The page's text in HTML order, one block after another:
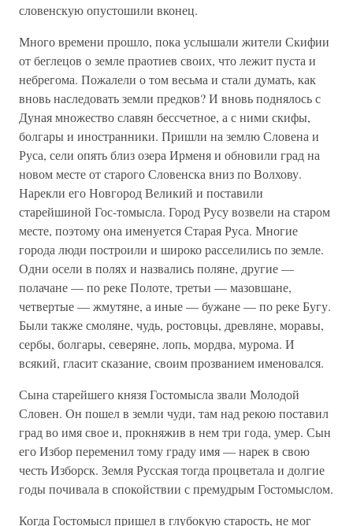
словенскую опустошили вконец.
Много времени прошло, пока услышали жители Скифии
от беглецов о земле праотиев своих, что лежит пуста и
небрегома. Пожалели о том весьма и стали думать, как
вновь наследовать земли предков? И вновь поднялось с
Дуная множество славян бессчетное, а с ними скифы,
болгары и иностранники. Пришли на землю Словена и
Руса, сели опять близ озера Ирменя и обновили град на
новом месте от старого Словенска вниз по Волхову.
Нарекли его Новгород Великий и поставили
старейшиной Гос-томысла. Город Русу возвели на старом
месте, поэтому она именуется Старая Руса. Многие
города люди построили и широко расселились по земле.
Одни осели в полях и назвались поляне, другие —
полачане — по реке Полоте, третьи — мазовшане,
четвертые — жмутяне, а иные — бужане — по реке Бугу.
Были также смоляне, чудь, ростовцы, древляне, моравы,
сербы, болгары, северяне, лопь, мордва, мурома. И
всякий, гласит сказание, своим прозванием именовался.
Сына старейшего князя Гостомысла звали Молодой
Словен. Он пошел в земли чуди, там над рекою поставил
град во имя свое и, прокняжив в нем три года, умер. Сын
его Избор переменил тому граду имя — нарек в свою
честь Изборск. Земля Русская тогда процветала и долгие
годы почивала в спокойствии с премудрым Гостомыслом.
Когда Гостомысл пришел в глубокую старость, не мог